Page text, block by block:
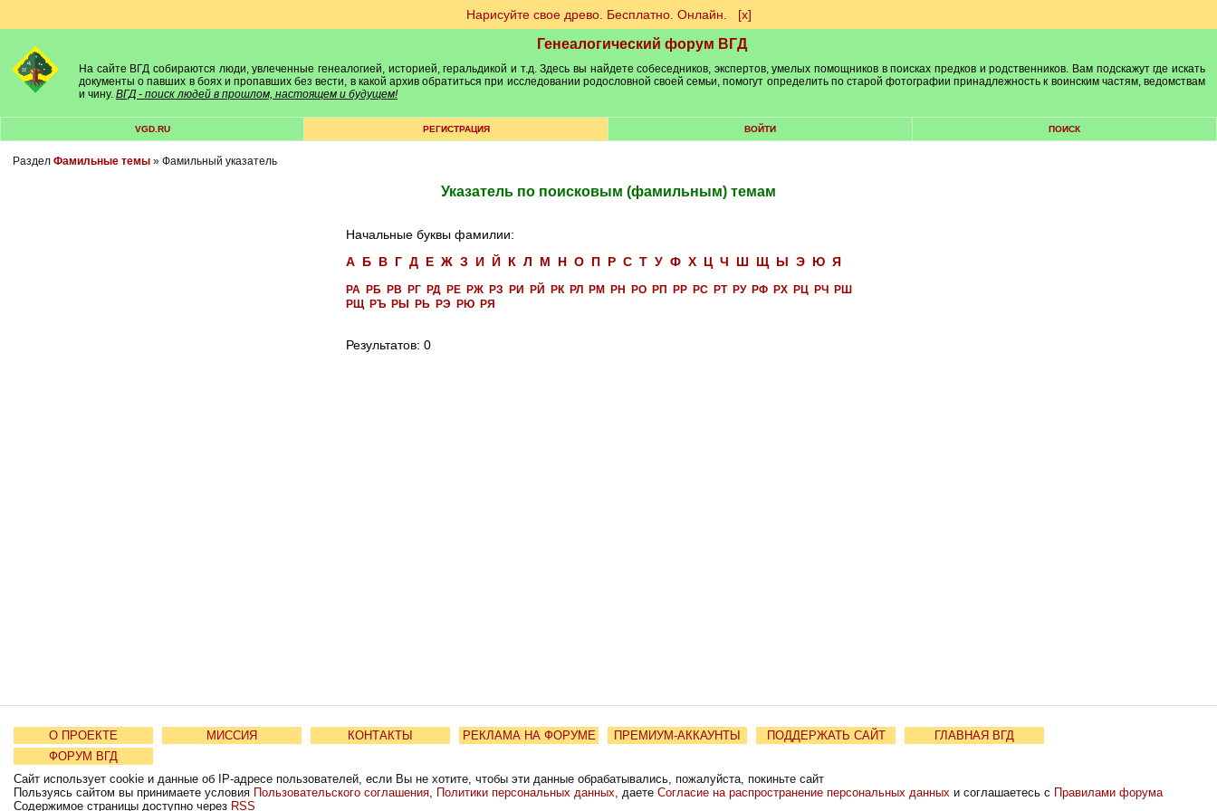
Нарисуйте свое древо. Бесплатно. Онлайн. [х]
Генеалогический форум ВГД
На сайте ВГД собираются люди, увлеченные генеалогией, историей, геральдикой и т.д. Здесь вы найдете собеседников, экспертов, умелых помощников в поисках предков и родственников. Вам подскажут где искать
документы о павших в боях и пропавших без вести, в какой архив обратиться при исследовании родословной своей семьи, помогут определить по старой фотографии принадлежность к воинским частям, ведомствам
и чину. ВГД - поиск людей в прошлом, настоящем и будущем!
VGD.RU РЕГИСТРАЦИЯ ВОЙТИ ПОИСК
Раздел Фамильные темы» Фамильный указатель
Указатель по поисковым (фамильным) темам
Начальные буквы фамилии:
А Б В Г Д Е Ж З И Й К Л М Н О П Р С Т У Ф Х Ц Ч Ш Щ Ы Э Ю Я
РА РБ РВ РГ РД РЕ РЖ РЗ РИ РЙ РК РЛ РМ РН РО РП РР РС РТ РУ РФ РХ РЦ РЧ РШ
РЩ РЪ РЫ РЬ РЭ РЮ РЯ
Результатов: 0
О ПРОЕКТЕ МИССИЯ КОНТАКТЫ РЕКЛАМА НА ФОРУМЕ ПРЕМИУМ-АККАУНТЫ ПОДДЕРЖАТЬ САЙТ
ГЛАВНАЯ ВГД
ФОРУМ ВГД
Сайт использует cookie и данные об IP-адресе пользователей, если Вы не хотите, чтобы эти данные обрабатывались, пожалуйста, покиньте сайт
Пользуясь сайтом вы принимаете условия Пользовательского соглашения, Политики персональных данных, даете Согласие на распространение персональных данных и соглашаетесь с Правилами форума
Содержимое страницы доступно через RSS